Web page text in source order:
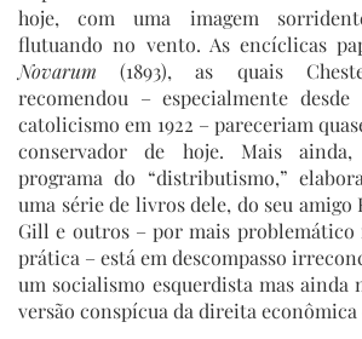
hoje, com uma imagem
flutuando no vento. As encíclicas
Novarum(1893), as quais
recomendou – especialmente desde
catolicismo em 1922 – pareceriam
conservador de hoje. Mais
programa do “distributismo,”
uma série de livros dele, do seu
Gill e outros – por mais problemático
prática – está em descompasso
um socialismo esquerdista mas ainda
versão conspícua da direita econômica